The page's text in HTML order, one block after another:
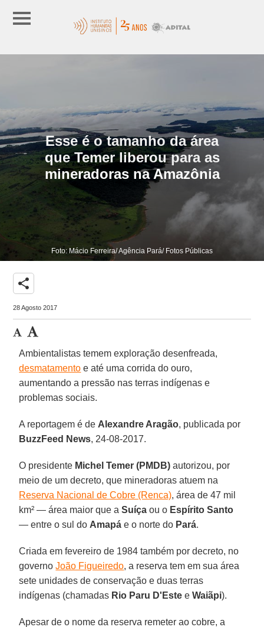
Esse é o tamanho da área
que Temer liberou para as
mineradoras na Amazônia
Foto: Mácio Ferreira/ Agência Pará/ Fotos Públicas
share
28 Agosto 2017
Ambientalistas temem exploração desenfreada,
desmatamento e até uma corrida do ouro,
aumentando a pressão nas terras indígenas e
problemas sociais.
A reportagem é de Alexandre Aragão, publicada por
BuzzFeed News, 24-08-2017.
O presidente Michel Temer (PMDB) autorizou, por
meio de um decreto, que mineradoras atuem na
Reserva Nacional de Cobre (Renca), área de 47 mil
km² — área maior que aSuíça ou o Espírito Santo
— entre o sul do Amapá e o norte do Pará.
Criada em fevereiro de 1984 também por decreto, no
governoJoão Figueiredo, a reserva tem em sua área
sete unidades de conservação e duas terras
indígenas (chamadas Rio Paru D'Este eWaiãpi).
Apesar de o nome da reserva remeter ao cobre, a